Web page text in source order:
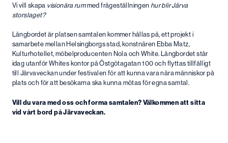
Vi vill skapa visionära rummed frågeställningen hur blir Järva
storslaget?
Långbordet är platsen samtalen kommer hållas på, ett projekt i
samarbete mellan Helsingborgs stad, konstnären Ebba Matz,
Kulturhotellet, möbelproducenten Nola och White. Långbordet står
idag utanför Whites kontor på Östgötagatan 100 och flyttas tillfälligt
till Järvaveckan under festivalen för att kunna vara nära människor på
plats och för att besökarna ska kunna mötas för egna samtal.
Vill du vara med oss och forma samtalen? Välkommen att sitta
vid vårt bord på Järvaveckan.